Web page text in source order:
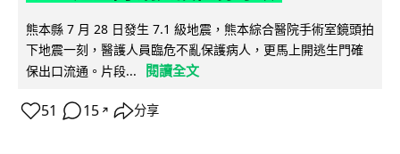
熊本縣 7 月 28 日發生 7.1 級地震，熊本綜合醫院手術室鏡頭拍
下地震一刻，醫護人員臨危不亂保護病人，更馬上開逃生門確
保出口流通。片段...
閱讀全文
51 15 ↗ 分享